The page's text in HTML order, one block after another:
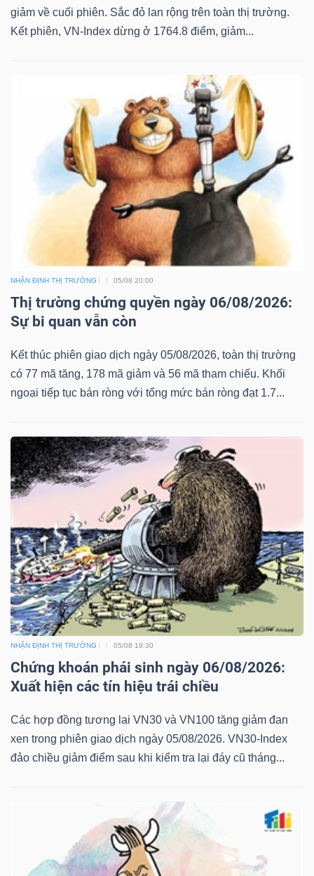
giảm về cuối phiên. Sắc đỏ lan rộng trên toàn thị trường.
Kết phiên, VN-Index dừng ở 1764.8 điểm, giảm...
NHẬN ĐỊNH THỊ TRƯỜNG 05/08 20:00
Thị trường chứng quyền ngày 06/08/2026:
Sự bi quan vẫn còn
Kết thúc phiên giao dịch ngày 05/08/2026, toàn thị trường
có 77 mã tăng, 178 mã giảm và 56 mã tham chiếu. Khối
ngoại tiếp tục bán ròng với tổng mức bán ròng đạt 1.7...
NHẬN ĐỊNH THỊ TRƯỜNG 05/08 19:30
Chứng khoán phái sinh ngày 06/08/2026:
Xuất hiện các tín hiệu trái chiều
Các hợp đồng tương lai VN30 và VN100 tăng giảm đan
xen trong phiên giao dịch ngày 05/08/2026. VN30-Index
đảo chiều giảm điểm sau khi kiểm tra lại đáy cũ tháng...